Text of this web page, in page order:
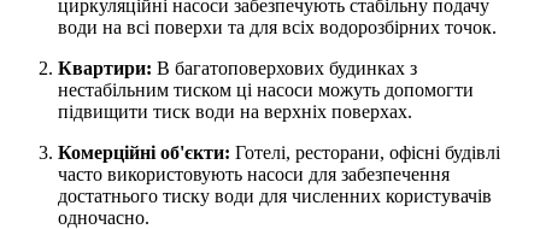
циркуляційні насоси забезпечують стабільну подачу
води на всі поверхи та для всіх водорозбірних точок.
Квартири: В багатоповерхових будинках з
нестабільним тиском ці насоси можуть допомогти
підвищити тиск води на верхніх поверхах.
Комерційні об'єкти: Готелі, ресторани, офісні будівлі
часто використовують насоси для забезпечення
достатнього тиску води для численних користувачів
одночасно.